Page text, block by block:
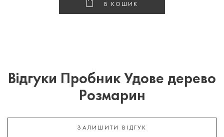
В КОШИК
Відгуки Пробник Удове дерево
Розмарин
ЗАЛИШИТИ ВІДГУК